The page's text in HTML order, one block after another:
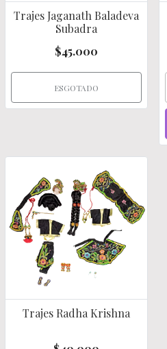
Trajes Jaganath Baladeva
Subadra
$45.000
ESGOTADO
Trajes Radha Krishna